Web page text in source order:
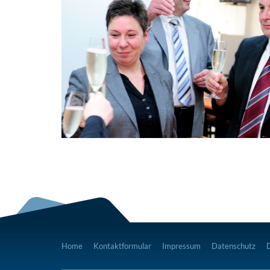
Home Kontaktformular Impressum Datenschutz